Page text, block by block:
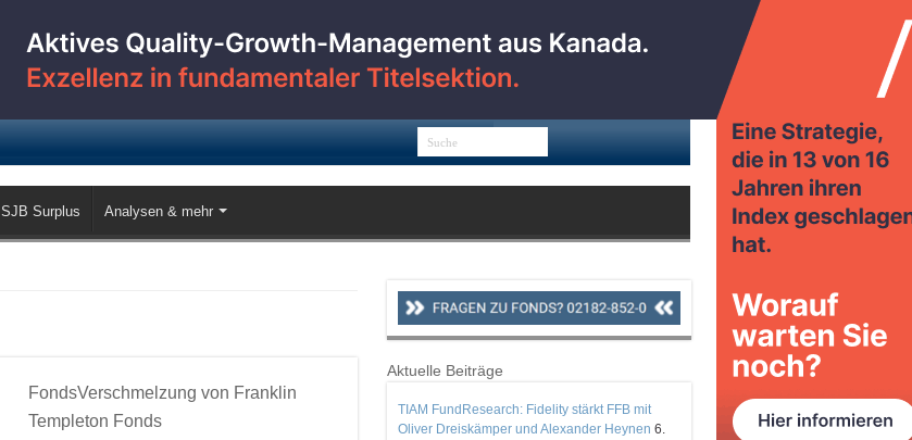
SJB Surplus Analysen & mehr
FondsVerschmelzung von Franklin
Templeton Fonds
Aktuelle Beiträge
TIAM FundResearch: Fidelity stärkt FFB mit
Oliver Dreiskämper und Alexander Heynen 6.